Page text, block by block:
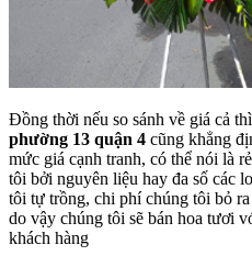
Đồng thời nếu so sánh về giá cả
phường 13 quận 4 cũng khẳng
mức giá cạnh tranh, có thể nói là
tôi bởi nguyên liệu hay đa số các
tôi tự trồng, chi phí chúng tôi bỏ
do vậy chúng tôi sẽ bán hoa tươi
khách hàng